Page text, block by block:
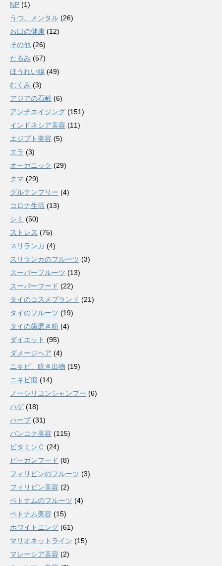
NP (1)
うつ、メンタル (26)
お口の健康 (12)
その他 (26)
たるみ (57)
ほうれい線 (49)
むくみ (3)
アジアの石鹸 (6)
アンチエイジング (151)
インドネシア美容 (11)
エジプト美容 (5)
エラ (3)
オーガニック (29)
クマ (29)
グルテンフリー (4)
コロナ生活 (13)
シミ (50)
ストレス (75)
スリランカ (4)
スリランカのフルーツ (3)
スーパーフルーツ (13)
スーパーフード (22)
タイのコスメブランド (21)
タイのフルーツ (19)
タイの歯磨き粉 (4)
ダイエット (95)
ダメージヘア (4)
ニキビ、吹き出物 (19)
ニキビ痕 (14)
ノーシリコンシャンプー (6)
ハゲ(18)
ハーブ (31)
バンコク美容 (115)
ビタミンＣ (24)
ビーガンフード (8)
フィリピンのフルーツ (3)
フィリピン美容 (2)
ベトナムのフルーツ (4)
ベトナム美容 (15)
ホワイトニング (61)
マリオネットライン (15)
マレーシア美容 (2)